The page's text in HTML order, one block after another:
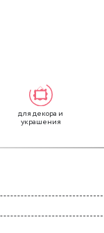
для декора и
украшения